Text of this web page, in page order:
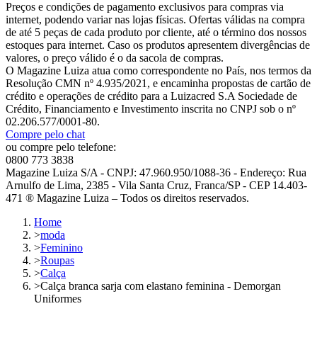
Preços e condições de pagamento exclusivos para compras via
internet, podendo variar nas lojas físicas. Ofertas válidas na compra
de até 5 peças de cada produto por cliente, até o término dos nossos
estoques para internet. Caso os produtos apresentem divergências de
valores, o preço válido é o da sacola de compras.
O Magazine Luiza atua como correspondente no País, nos termos da
Resolução CMN nº 4.935/2021, e encaminha propostas de cartão de
crédito e operações de crédito para a Luizacred S.A Sociedade de
Crédito, Financiamento e Investimento inscrita no CNPJ sob o nº
02.206.577/0001-80.
Compre pelo chat
ou compre pelo telefone:
0800 773 3838
Magazine Luiza S/A - CNPJ: 47.960.950/1088-36 - Endereço: Rua
Arnulfo de Lima, 2385 - Vila Santa Cruz, Franca/SP - CEP 14.403-
471 ® Magazine Luiza – Todos os direitos reservados.
Home
>moda
>Feminino
>Roupas
>Calça
>Calça branca sarja com elastano feminina - Demorgan
Uniformes